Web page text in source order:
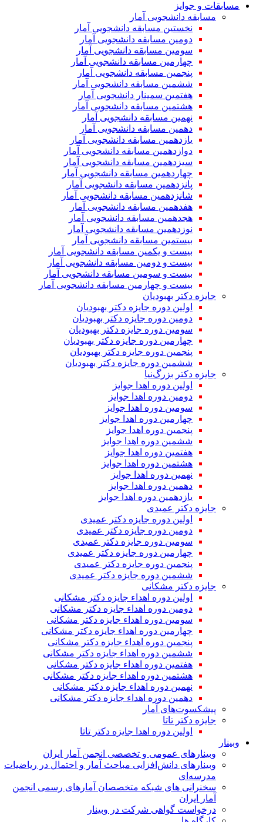
مسابقات و جوایز
مسابقه دانشجویی آمار
نخستین مسابقه دانشجویی آمار
دومین مسابقه دانشجویی آمار
سومین مسابقه دانشجویی آمار
چهارمین مسابقه دانشجویی آمار
پنجمین مسابقه دانشجویی آمار
ششمین مسابقه دانشجویی آمار
هفتمین سمینار دانشجویی آمار
هشتمین مسابقه دانشجویی آمار
نهمین مسابقه دانشجویی آمار
دهمین مسابقه دانشجویی آمار
یازدهمین مسابقه دانشجویی آمار
دوازدهمین مسابقه دانشجویی آمار
سیزدهمین مسابقه دانشجویی آمار
چهاردهمین مسابقه دانشجویی آمار
پانزدهمین مسابقه دانشجویی آمار
شانزدهمین مسابقه دانشجویی آمار
هفدهمین مسابقه دانشجویی آمار
هجدهمین مسابقه دانشجویی آمار
نوزدهمین مسابقه دانشجویی آمار
بیستمین مسابقه دانشجویی آمار
بیست و یکمین مسابقه دانشجویی آمار
بیست و دومین مسابقه دانشجویی آمار
بیست و سومین مسابقه دانشجویی آمار
بیست و چهارمین مسابقه دانشجویی آمار
جایزه دکتر بهبودیان
اولین دوره جایزه دکتر بهبودیان
دومین دوره جایزه دکتر بهبودیان
سومین دوره جایزه دکتر بهبودیان
چهارمین دوره جایزه دکتر بهبودیان
پنجمین دوره جایزه دکتر بهبودیان
ششمین دوره جایزه دکتر بهبودیان
جایزه دکتر بزرگ‌نیا
اولین دوره اهدا جوایز
دومین دوره اهدا جوایز
سومین دوره اهدا جوایز
چهارمین دوره اهدا جوایز
پنجمین دوره اهدا جوایز
ششمین دوره اهدا جوایز
هفتمین دوره اهدا جوایز
هشتمین دوره اهدا جوایز
نهمین دوره اهدا جوایز
دهمین دوره اهدا جوایز
یازدهمین دوره اهدا جوایز
جایزه دکتر عمیدی
اولین دوره جایزه دکتر عمیدی
دومین دوره جایزه دکتر عمیدی
سومین دوره جایزه دکتر عمیدی
چهارمین دوره جایزه دکتر عمیدی
پنجمین دوره جایزه دکتر عمیدی
ششمین دوره جایزه دکتر عمیدی
جایزه دکتر مشکانی
اولین دوره اهداء جایزه دکتر مشکانی
دومین دوره اهداء جایزه دکتر مشکانی
سومین دوره اهداء جایزه دکتر مشکانی
چهارمین دوره اهداء جایزه دکتر مشکانی
پنجمین دوره اهداء جایزه دکتر مشکانی
ششمین دوره اهداء جایزه دکتر مشکانی
هفتمین دوره اهداء جایزه دکتر مشکانی
هشتمین دوره اهداء جایزه دکتر مشکانی
نهمین دوره اهداء جایزه دکتر مشکانی
دهمین دوره اهداء جایزه دکتر مشکانی
پیشکسوت‌های آمار
جایزه دکتر تاتا
اولین دوره اهدا جایزه دکتر تاتا
وبینار
وبینارهای عمومی و تخصصی انجمن آمار ایران
وبینارهای دانش‌افزایی مباحث آمار و احتمال در ریاضیات
مدرسه‌ای
سخنرانی های شبکه متخصصان آمارهای رسمی انجمن
آمار ایران
درخواست گواهی شرکت در وبینار